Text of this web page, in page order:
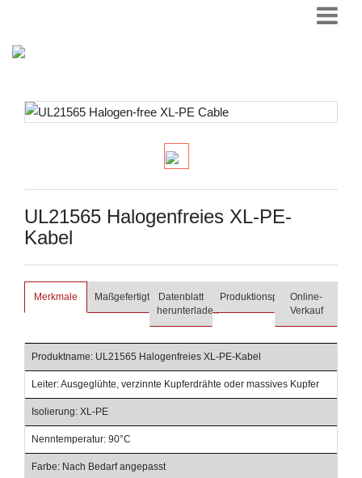
UL21565 Halogenfreies XL-PE-
Kabel
Merkmale Maßgefertigt
Datenblatt
herunterladen
ProduktionsprozessOnline-
Verkauf
Produktname: UL21565 Halogenfreies XL-PE-Kabel
Leiter: Ausgeglühte, verzinnte Kupferdrähte oder massives Kupfer
Isolierung: XL-PE
Nenntemperatur: 90°C
Farbe: Nach Bedarf angepasst